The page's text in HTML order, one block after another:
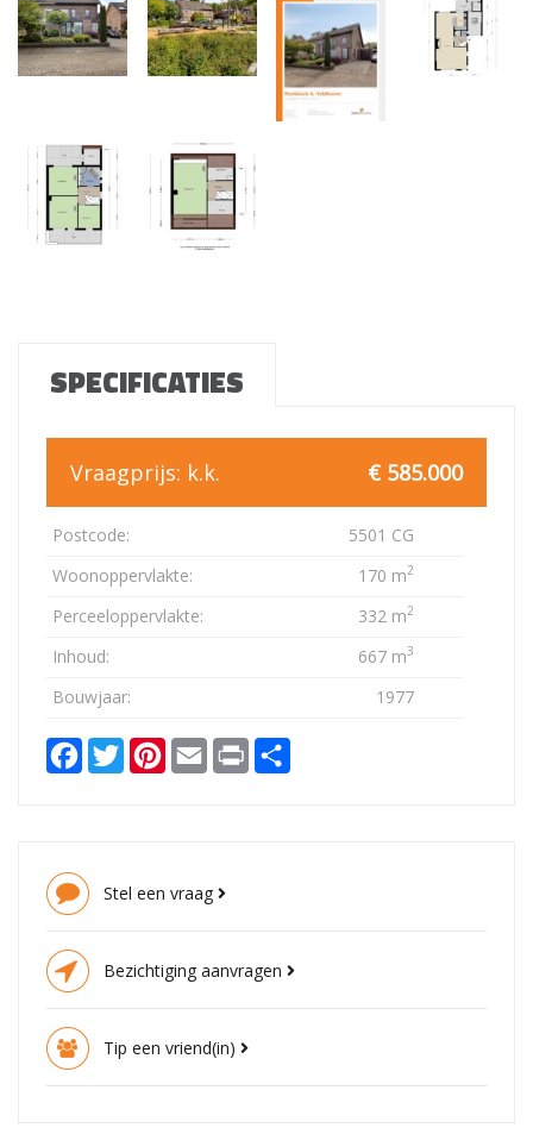
SPECIFICATIES
Vraagprijs: € 585.000
k.k.
Postcode:
5501 CG
Woonoppervlakte:
170 m2
Perceeloppervlakte: 332 m2
Inhoud: 667 m3
Bouwjaar: 1977
Facebook
TwitterPinterest
Email Print
Stel een vraag
Bezichtiging aanvragen
Tip een vriend(in)